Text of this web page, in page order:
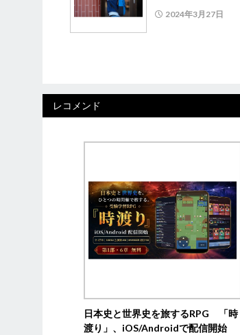
2024年3月27日
レコメンド
日本史と世界史を旅するRPG 「時
渡り」、iOS/Androidで配信開始